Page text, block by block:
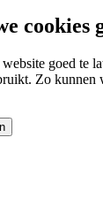
cookies
goed te
Zo kunnen